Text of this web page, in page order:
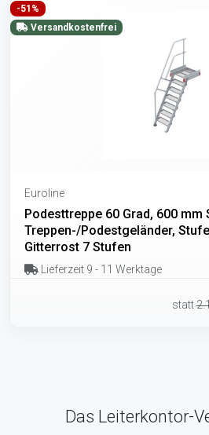
-51%
Versandkostenfrei
Euroline
Podesttreppe 60 Grad, 600 mm
Treppen-/Podestgeländer,
Gitterrost 7 Stufen
Lieferzeit 9 - 11 Werktage
statt
Das Leiterkontor-